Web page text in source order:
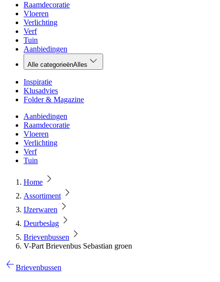
Raamdecoratie
Vloeren
Verlichting
Verf
Tuin
Aanbiedingen
Alle categorieënAlles
Inspiratie
Klusadvies
Folder & Magazine
Aanbiedingen
Raamdecoratie
Vloeren
Verlichting
Verf
Tuin
Home
Assortiment
IJzerwaren
Deurbeslag
Brievenbussen
V-Part Brievenbus Sebastian groen
Brievenbussen